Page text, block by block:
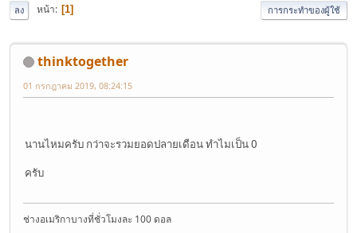
ลง หน้า 1 การกระทำของผู้ใช้
thinktogether
01 กรกฎาคม 2019, 08:24:15
นานไหมครับ กว่าจะรวมยอดปลายเดือน ทำไมเป็น 0
ครับ
ช่างอเมริกาบางที่ชั่วโมงละ 100 ดอล